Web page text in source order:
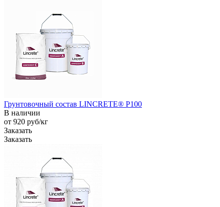
Грунтовочный состав LINCRETE® P100
В наличии
от 920 руб/кг
Заказать
Заказать